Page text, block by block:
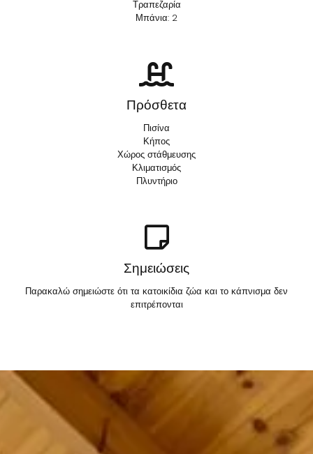
Τραπεζαρία
Μπάνια: 2
Πρόσθετα
Πισίνα
Κήπος
Χώρος στάθμευσης
Κλιματισμός
Πλυντήριο
Σημειώσεις
Παρακαλώ σημειώστε ότι τα κατοικίδια ζώα και το κάπνισμα δεν
επιτρέπονται